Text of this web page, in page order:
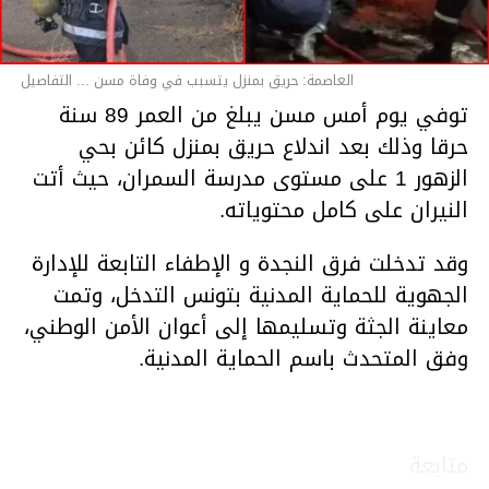
العاصمة: حريق بمنزل يتسبب في وفاة مسن ... التفاصيل
توفي يوم أمس مسن يبلغ من العمر 89 سنة
حرقا وذلك بعد اندلاع حريق بمنزل كائن بحي
الزهور 1 على مستوى مدرسة السمران، حيث أتت
النيران على كامل محتوياته.
وقد تدخلت فرق النجدة و الإطفاء التابعة للإدارة
الجهوية للحماية المدنية بتونس التدخل، وتمت
معاينة الجثة وتسليمها إلى أعوان الأمن الوطني،
وفق المتحدث باسم الحماية المدنية.